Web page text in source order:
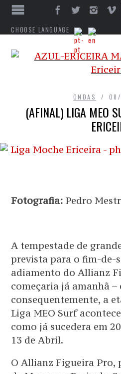
CHOOSE LANGUAGE
ONDAS
(AFINAL) LIGA MEO
Fotografia: Pedro
A tempestade de
prevista para o fim-de-
adiamento do Allianz
começaria já amanhã –
consequentemente, a
Liga MEO Surf
como já sucedera em
13 de Abril.
O Allianz Figueira Pro,